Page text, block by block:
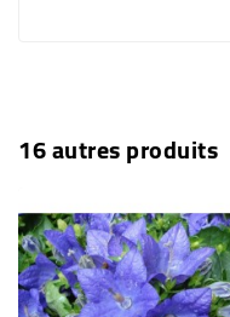
16 autres produits